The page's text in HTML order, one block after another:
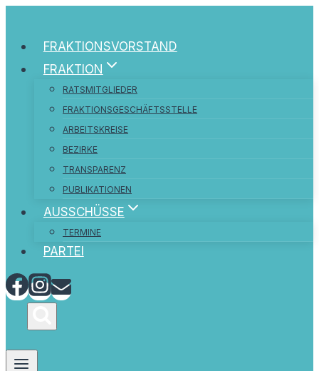
springenFRAKTIONSVORSTAND
FRAKTION
RATSMITGLIEDER
FRAKTIONSGESCHÄFTSSTELLE
ARBEITSKREISE
BEZIRKE
TRANSPARENZ
PUBLIKATIONEN
AUSSCHÜSSE
TERMINE
PARTEI